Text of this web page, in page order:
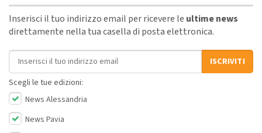
Inserisci il tuo indirizzo email per ricevere le ultime news
direttamente nella tua casella di posta elettronica.
Indirizzo email
ISCRIVITI
Scegli le tue edizioni:
News Alessandria
News Pavia